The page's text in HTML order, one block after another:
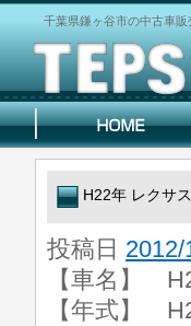
千葉県鎌ヶ谷市の中古車販
H22年 レクサ
投稿日 2012/
【車名】
【年式】